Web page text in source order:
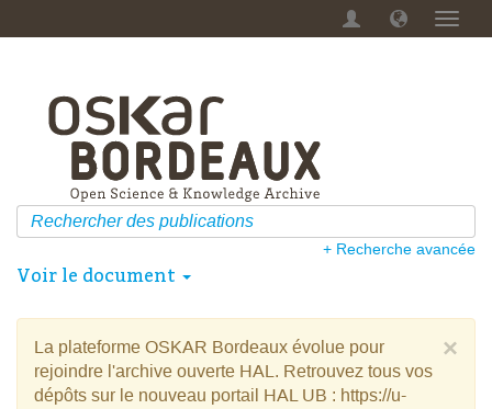
Menu
+ Recherche avancée
Voir le document
×
La plateforme OSKAR Bordeaux évolue pour
rejoindre l'archive ouverte HAL. Retrouvez tous vos
dépôts sur le nouveau portail HAL UB : https://u-